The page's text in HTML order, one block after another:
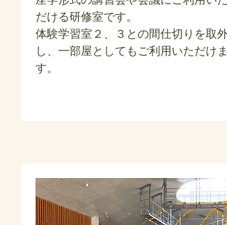
だける研修室です。
体験学習室２、３との間仕切りを取外
し、一部屋としてもご利用いただけま
す。